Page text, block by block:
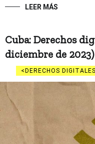
LEER MÁS
Cuba: Derechos
diciembre de 2023)
DERECHOS DIGITALES